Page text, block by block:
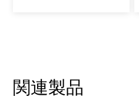
関連製品